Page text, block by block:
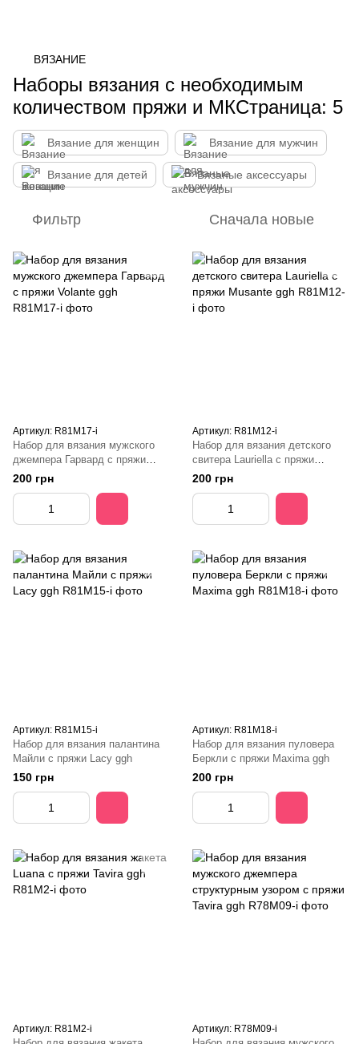
ВЯЗАНИЕ
Наборы вязания с необходимым
количеством пряжи и МКСтраница: 5
Вязание для женщин Вязание для мужчин
Вязание для детей Вязаные аксессуары
Фильтр Сначала новые
Артикул: R81M17-і
Набор для вязания мужского
джемпера Гарвард с пряжи
Volante ggh
200 грн
Артикул: R81M12-і
Набор для вязания детского
свитера Lauriella с пряжи
Musante ggh
200 грн
Артикул: R81M15-і
Набор для вязания палантина
Майли с пряжи Lacy ggh
150 грн
Артикул: R81M18-і
Набор для вязания пуловера
Беркли с пряжи Maxima ggh
200 грн
Артикул: R81M2-і Артикул: R78M09-і